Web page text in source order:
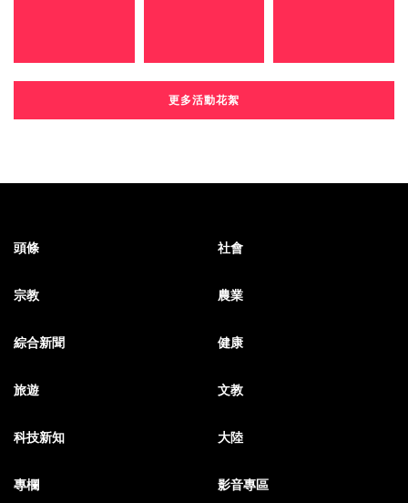
更多活動花絮
頭條 社會
宗教 農業
綜合新聞 健康
旅遊 文教
科技新知 大陸
專欄 影音專區